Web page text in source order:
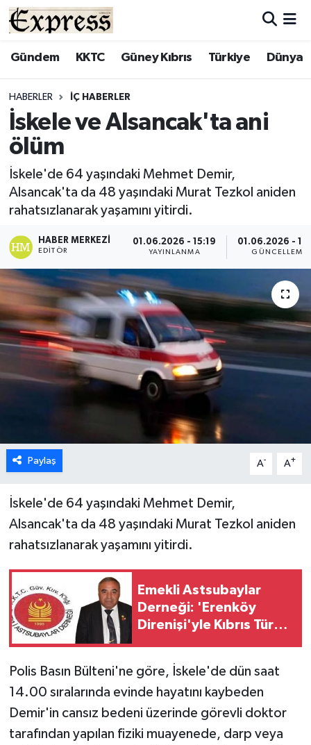
Gündem KKTC Güney Kıbrıs Türkiye Dünya
HABERLER İÇ HABERLER
İskele ve Alsancak'ta ani
ölüm
İskele'de 64 yaşındaki Mehmet Demir,
Alsancak'ta da 48 yaşındaki Murat Tezkol aniden
rahatsızlanarak yaşamını yitirdi.
HABER MERKEZI
EDITÖR
01.06.2026 - 15:19
YAYINLANMA
01.06.2026 -
GÜNCELLEME
Paylaş A- A+
İskele'de 64 yaşındaki Mehmet Demir,
Alsancak'ta da 48 yaşındaki Murat Tezkol aniden
rahatsızlanarak yaşamını yitirdi.
Emekli Astsubaylar
Derneği: 'Erenköy
Direnişi'yle Kıbrıs Türk
vazgeçmeyeceğini
dünyaya ilan etti'
Polis Basın Bülteni'ne göre, İskele'de dün saat
14.00 sıralarında evinde hayatını kaybeden
Demir'in cansız bedeni üzerinde görevli doktor
tarafından yapılan fiziki muayenede, darp veya
ALAYKÖY
BİLİM
DÜNYA
ENGLISH
ESENTEPE
GAZİMAĞUSA
GÜNDEM
İÇ HABERLER
KÜLTÜR SANAT
LAPTA
LEFKOŞA
Nöbetçi Eczaneler
Hava Durumu
Süper Lig Puan Durumu ve Fikstür
Son Dakika Haberleri